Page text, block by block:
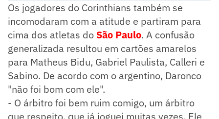
Os jogadores do Corinthians também se
incomodaram com a atitude e partiram para
cima dos atletas do São Paulo. A confusão
generalizada resultou em cartões amarelos
para Matheus Bidu, Gabriel Paulista, Calleri e
Sabino. De acordo com o argentino, Daronco
"não foi bom com ele".
- O árbitro foi bem ruim comigo, um árbitro
que respeito, que já joguei muitas vezes. Ele